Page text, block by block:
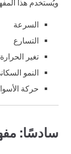
ويُستخدم هذا
السرعة
التسارع
تغير الحرارة
النمو
حركة
سادسًا: